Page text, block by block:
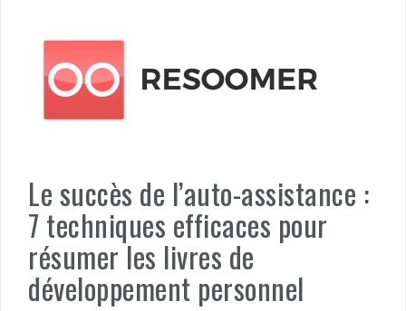
Le succès de l’auto-assistance :
7 techniques efficaces pour
résumer les livres de
développement personnel